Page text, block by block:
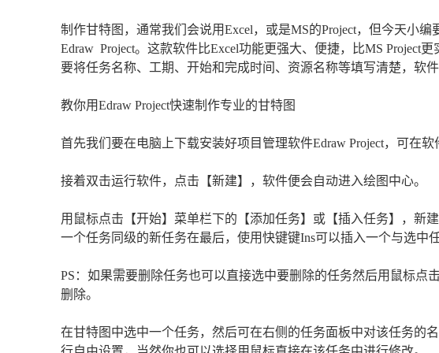
制作甘特图，通常我们会说用Excel，或是MS的Project，但今天小
Edraw Project。这款软件比Excel功能更强大、便捷，比MS Project
要将任务名称、工期、开始和完成时间、资源名称等填写清楚，软件
教你用Edraw Project快速制作专业的甘特图
首先我们要在电脑上下载安装好项目管理软件Edraw Project，可在软
接着双击运行软件，点击【新建】，软件便会自动进入绘图中心。
用鼠标点击【开始】菜单栏下的【添加任务】或【插入任务】，新
一个任务同级的新任务在最后，使用快键键Ins可以插入一个与选中
PS：如果需要删除任务也可以直接选中要删除的任务然后用鼠标点
删除。
在甘特图中选中一个任务，然后可在右侧的任务面板中对该任务的